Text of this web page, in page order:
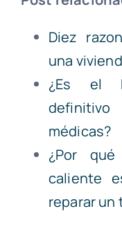
Diez
una
¿Es el
médicas?
¿Por
caliente
reparar un